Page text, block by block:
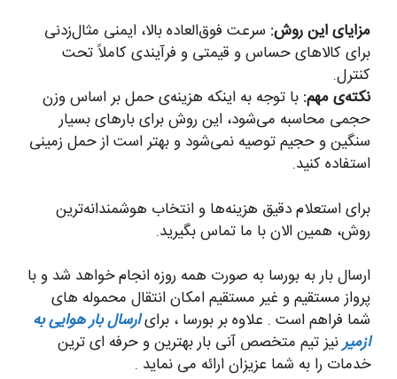
مزایای این روش:سرعت فوق‌العاده بالا، ایمنی مثال‌زدنی
برای کالاهای حساس و قیمتی و فرآیندی کاملاً تحت
کنترل.
نکته‌ی مهم:با توجه به اینکه هزینه‌ی حمل بر اساس وزن
حجمی محاسبه می‌شود، این روش برای بارهای بسیار
سنگین و حجیم توصیه نمی‌شود و بهتر است از حمل زمینی
استفاده کنید.
برای استعلام دقیق هزینه‌ها و انتخاب هوشمندانه‌ترین
روش، همین الان با ما تماس بگیرید.
ارسال بار به بورسا به صورت همه روزه انجام خواهد شد و با
پرواز مستقیم و غیر مستقیم امکان انتقال محموله های
شما فراهم است . علاوه بر بورسا ، برایارسال بار هوایی به
ازمیرنیز تیم متخصص آنی بار بهترین و حرفه ای ترین
خدمات را به شما عزیزان ارائه می نماید .